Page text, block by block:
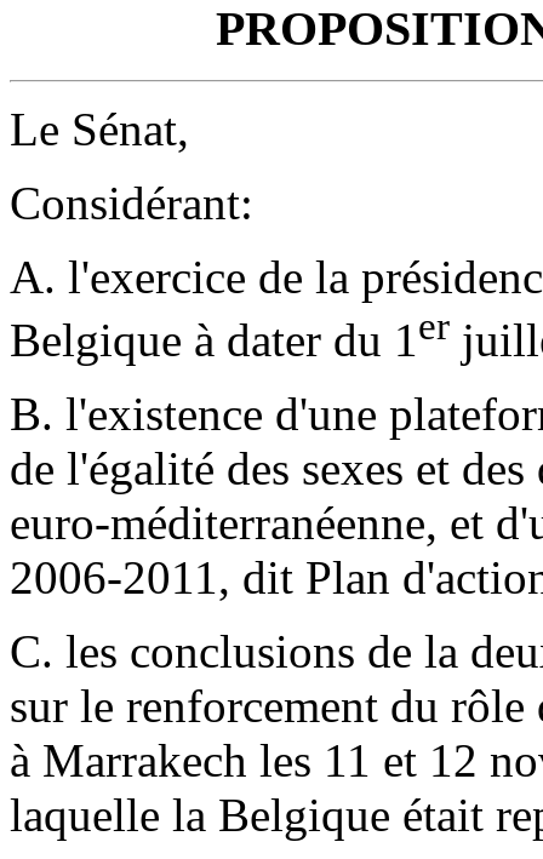
Le Sénat,
Considérant:
A. l'exercice de la
Belgique à dater du 1er
B. l'existence d'une
de l'égalité des sexes et
euro-méditerranéenne, et
2006-2011, dit Plan
C. les conclusions de la
sur le renforcement du rôle
à Marrakech les 11 et 12
laquelle la Belgique était